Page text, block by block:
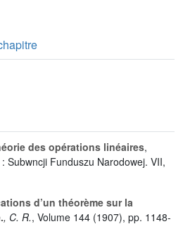
des opérations linéaires,
Subwncji Funduszu Narodowej. VII,
d’un théorème sur la
, C. R., Volume 144 (1907), pp. 1148-